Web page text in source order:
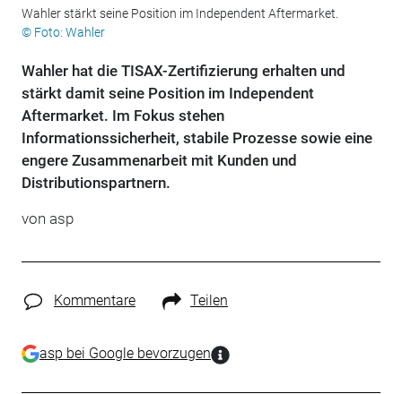
Wahler stärkt seine Position im Independent Aftermarket.
© Foto: Wahler
Wahler hat die TISAX-Zertifizierung erhalten und
stärkt damit seine Position im Independent
Aftermarket. Im Fokus stehen
Informationssicherheit, stabile Prozesse sowie eine
engere Zusammenarbeit mit Kunden und
Distributionspartnern.
von asp
Kommentare Teilen
asp bei Google bevorzugen